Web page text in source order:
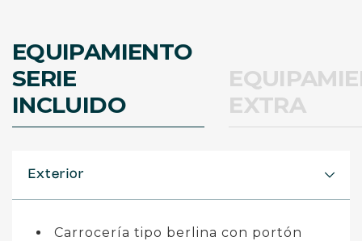
EQUIPAMIENTO
SERIE
INCLUIDO
EXTRA
Exterior
Carrocería tipo berlina con portón